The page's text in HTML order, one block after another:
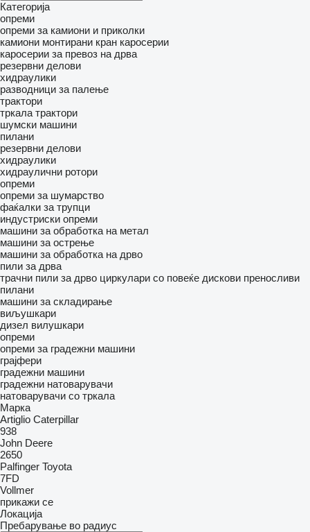
Категорија
опреми
опреми за камиони и приколки
камиони монтирани кран каросерии
каросерии за превоз на дрва
резервни делови
хидраулики
разводници за палење
трактори
тркала трактори
шумски машини
пилани
резервни делови
хидраулики
хидраулични ротори
опреми
опреми за шумарство
фаќалки за трупци
индустриски опреми
машини за обработка на метал
машини за острење
машини за обработка на дрво
пили за дрва
трачни пили за дрво циркулари со повеќе дискови преносливи
пилани
машини за складирање
виљушкари
дизел вилушкари
опреми
опреми за градежни машини
грајфери
градежни машини
градежни натоварувачи
натоварувачи со тркала
Марка
Artiglio Caterpillar
938
John Deere
2650
Palfinger Toyota
7FD
Vollmer
прикажи се
Локација
Пребарување во радиус